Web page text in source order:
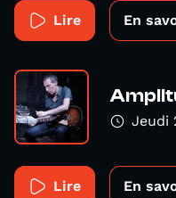
Lire En
Jeudi
Lire En